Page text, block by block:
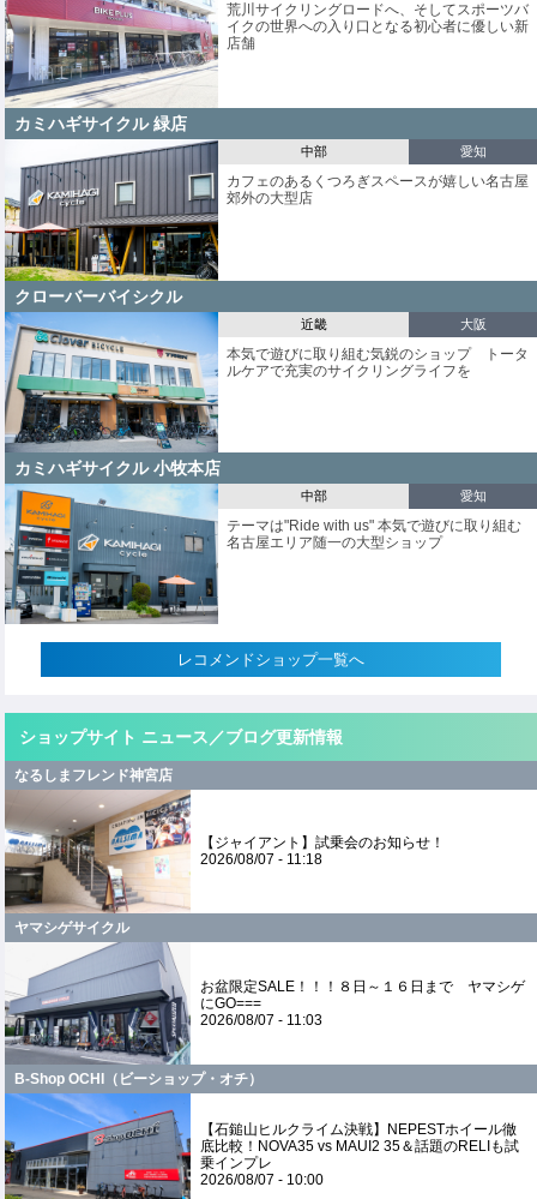
荒川サイクリングロードへ、そしてスポーツバ
イクの世界への入り口となる初心者に優しい新
店舗
カミハギサイクル 緑店
中部 愛知
カフェのあるくつろぎスペースが嬉しい名古屋
郊外の大型店
クローバーバイシクル
近畿 大阪
本気で遊びに取り組む気鋭のショップ トータ
ルケアで充実のサイクリングライフを
カミハギサイクル 小牧本店
中部 愛知
テーマは"Ride with us" 本気で遊びに取り組む
名古屋エリア随一の大型ショップ
レコメンドショップ一覧へ
ショップサイト ニュース／ブログ更新情報
なるしまフレンド神宮店
【ジャイアント】試乗会のお知らせ！
2026/08/07 - 11:18
ヤマシゲサイクル
お盆限定SALE！！！８日～１６日まで ヤマシゲ
にGO===
2026/08/07 - 11:03
B-Shop OCHI（ビーショップ・オチ）
​【石鎚山ヒルクライム決戦】NEPESTホイール徹
底比較！NOVA35 vs MAUI2 35＆話題のRELIも試
乗インプレ
2026/08/07 - 10:00